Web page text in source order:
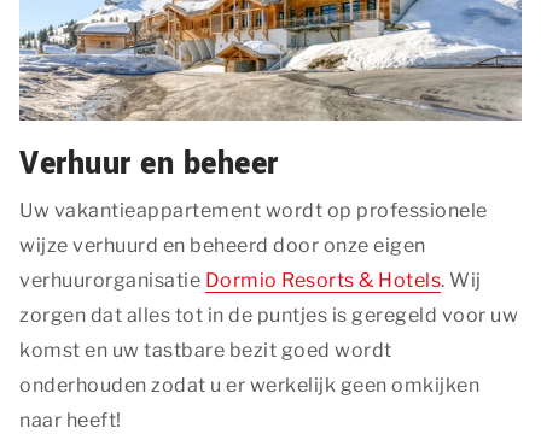
Verhuur en beheer
Uw vakantieappartement wordt op professionele
wijze verhuurd en beheerd door onze eigen
verhuurorganisatie Dormio Resorts & Hotels. Wij
zorgen dat alles tot in de puntjes is geregeld voor uw
komst en uw tastbare bezit goed wordt
onderhouden zodat u er werkelijk geen omkijken
naar heeft!